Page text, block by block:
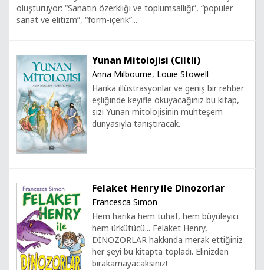
oluşturuyor: “Sanatın özerkliği ve toplumsallığı”, “popüler
sanat ve elitizm”, “form-içerik”...
Yunan Mitolojisi (Ciltli)
Anna Milbourne, Louie Stowell
Harika illüstrasyonlar ve geniş bir rehber
eşliğinde keyifle okuyacağınız bu kitap,
sizi Yunan mitolojisinin muhteşem
dünyasıyla tanıştıracak.
Felaket Henry ile Dinozorlar
Francesca Simon
Hem harika hem tuhaf, hem büyüleyici
hem ürkütücü... Felaket Henry,
DİNOZORLAR hakkında merak ettiğiniz
her şeyi bu kitapta topladı. Elinizden
bırakamayacaksınız!